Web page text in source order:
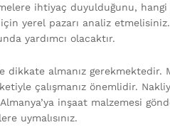
ihtiyaç duyulduğunu,
yerel pazarı analiz
yardımcı olacaktır.
almanız gerekmektedir.
çalışmanız önemlidir.
inşaat malzemesi
uymalısınız.